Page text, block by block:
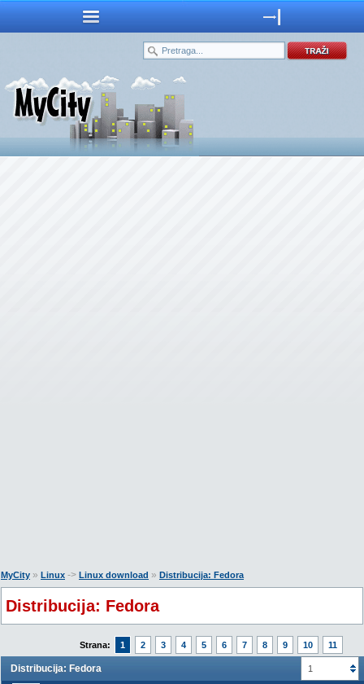
MyCity » Linux -> Linux download » Distribucija: Fedora
Distribucija: Fedora
Strana: 1 2 3 4 5 6 7 8 9 10 11
1
Distribucija: Fedora